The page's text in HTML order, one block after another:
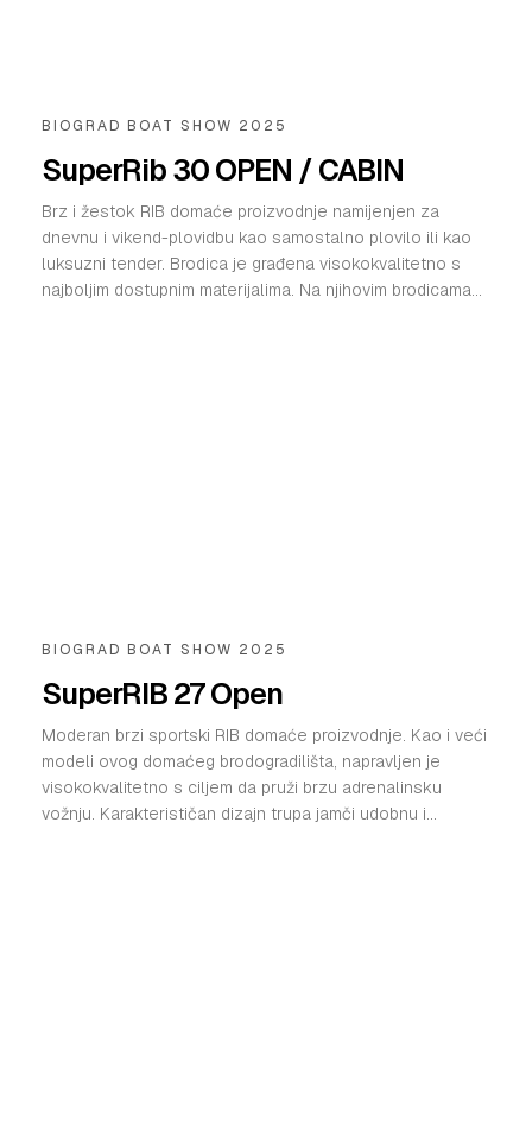
SHOP
BIOGRAD BOAT SHOW 2025
SuperRib 30 OPEN / CABIN
Brz i žestok RIB domaće proizvodnje namijenjen za
dnevnu i vikend-plovidbu kao samostalno plovilo ili kao
luksuzni tender. Brodica je građena visokokvalitetno s
najboljim dostupnim materijalima. Na njihovim brodicama...
BIOGRAD BOAT SHOW 2025
SuperRIB 27 Open
Moderan brzi sportski RIB domaće proizvodnje. Kao i veći
modeli ovog domaćeg brodogradilišta, napravljen je
visokokvalitetno s ciljem da pruži brzu adrenalinsku
vožnju. Karakterističan dizajn trupa jamči udobnu i...